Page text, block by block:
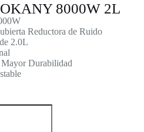
8000W 2L
Reductora de Ruido
2.0L
Durabilidad